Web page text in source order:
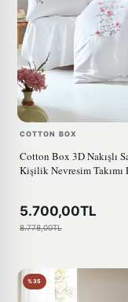
COTTON BOX
Cotton Box 3D Nakışlı
Kişilik Nevresim Takımı
5.700,00TL
8.778,00TL
%35